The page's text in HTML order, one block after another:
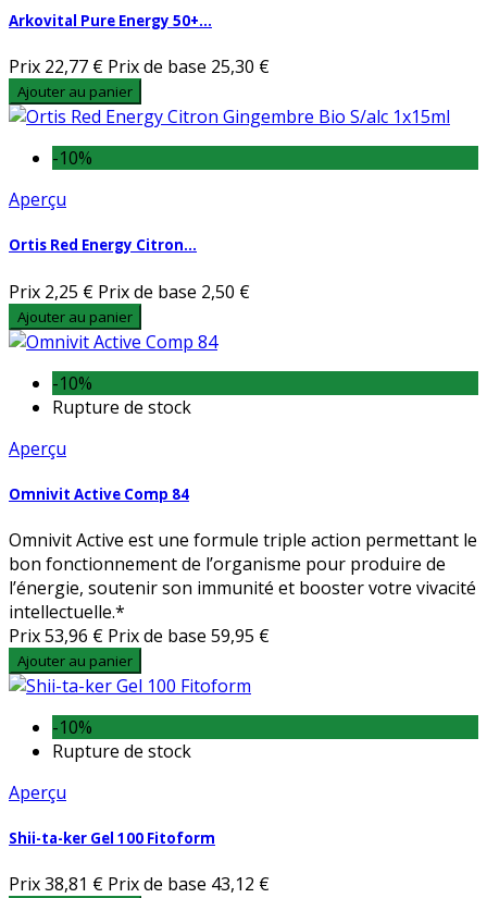
Arkovital Pure Energy 50+...
Prix 22,77 € Prix de base 25,30 €
Ajouter au panier
-10%
Aperçu
Ortis Red Energy Citron...
Prix 2,25 € Prix de base 2,50 €
Ajouter au panier
-10%
Rupture de stock
Aperçu
Omnivit Active Comp 84
Omnivit Active est une formule triple action permettant le
bon fonctionnement de l’organisme pour produire de
l’énergie, soutenir son immunité et booster votre vivacité
intellectuelle.*
Prix53,96 € Prix de base 59,95 €
Ajouter au panier
-10%
Rupture de stock
Aperçu
Shii-ta-ker Gel 100 Fitoform
Prix38,81 € Prix de base 43,12 €